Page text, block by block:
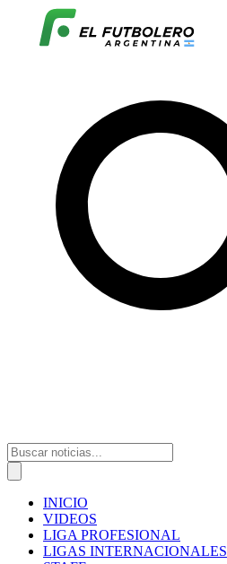
INICIO
VIDEOS
LIGA PROFESIONAL
LIGAS INTERNACIONALES